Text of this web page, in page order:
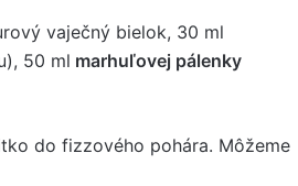
vaječný bielok, 30 ml
50 ml marhuľovej pálenky
do fizzového pohára. Môžeme